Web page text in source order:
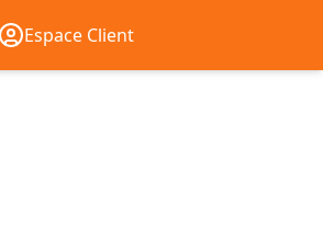
Espace Client